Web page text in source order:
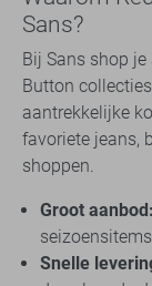
Sans?
Bij Sans shop je
Button
aantrekkelijke
favoriete jeans,
shoppen.
Groot aanbod:
seizoensitems
Snelle